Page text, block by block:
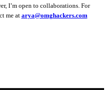
I’m open to collaborations. For
me at arya@omghackers.com